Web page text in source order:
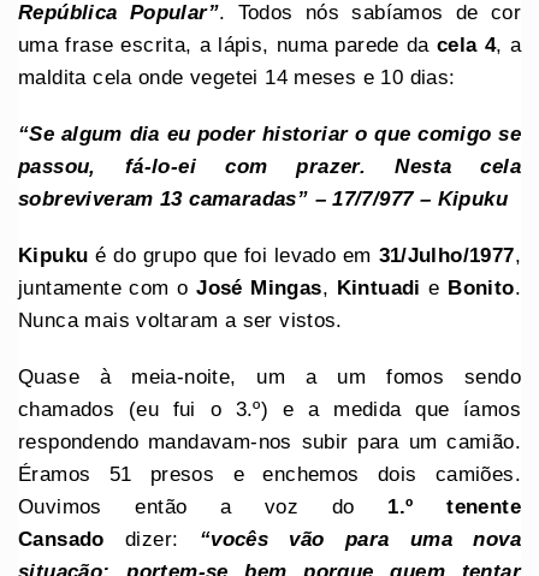
República Popular”. Todos nós sabíamos de cor
uma frase escrita, a lápis, numa parede da cela 4, a
maldita cela onde vegetei 14 meses e 10 dias:
“Se algum dia eu poder historiar o que comigo se
passou, fá-lo-ei com prazer. Nesta cela
sobreviveram 13 camaradas” – 17/7/977 – Kipuku
Kipuku é do grupo que foi levado em 31/Julho/1977,
juntamente com oJosé Mingas, Kintuadi e Bonito.
Nunca mais voltaram a ser vistos.
Quase à meia-noite, um a um fomos sendo
chamados (eu fui o 3.º) e a medida que íamos
respondendo mandavam-nos subir para um camião.
Éramos 51 presos e enchemos dois camiões.
Ouvimos então a voz do 1.º tenente
Cansado dizer: “vocês vão para uma nova